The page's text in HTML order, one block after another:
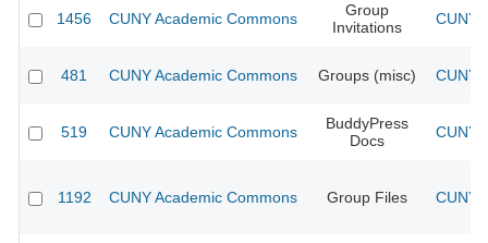
1456 CUNY Academic Commons
Group
Invitations
CUNY
481 CUNY Academic Commons Groups (misc) CUNY
519 CUNY Academic Commons
BuddyPress
Docs
CUNY
1192 CUNY Academic Commons Group Files CUNY